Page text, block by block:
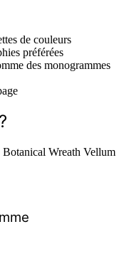
de couleurs
préférées
des monogrammes
Wreath Vellum